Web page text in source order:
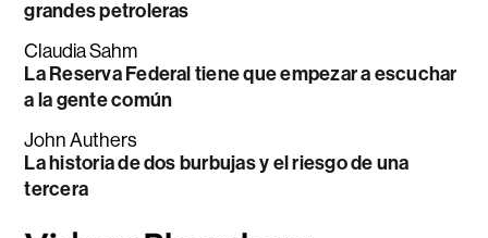
grandes petroleras
Claudia Sahm
La Reserva Federal tiene que empezar a escuchar
a la gente común
John Authers
La historia de dos burbujas y el riesgo de una
tercera